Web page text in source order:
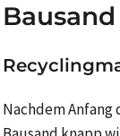
Nachdem